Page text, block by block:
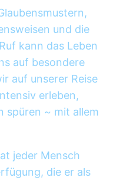
und die
kann das Leben
auf besondere
auf unserer Reise
erleben,
spüren ~ mit allem
jeder Mensch
die er als